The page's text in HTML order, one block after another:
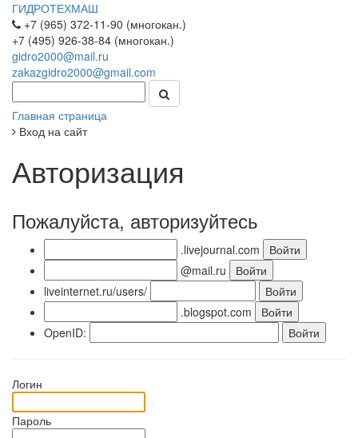
ГИДРОТЕХМАШ
+7 (965) 372-11-90 (многокан.)
+7 (495) 926-38-84 (многокан.)
gidro2000@mail.ru
zakazgidro2000@gmail.com
Главная страница
Вход на сайт
Авторизация
Пожалуйста, авторизуйтесь
.livejournal.com
@mail.ru
liveinternet.ru/users/
.blogspot.com
OpenID:
Логин
Пароль